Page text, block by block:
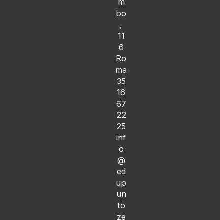
m
bo
,
11
6
Ro
ma
35
16
67
22
25
inf
o
@
ed
up
un
to
ze